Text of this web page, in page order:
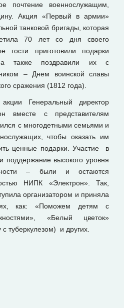
почтение военнослужащим,
Акция «Первый в армии»
танковой бригады, которая
70 лет со дня своего
гости приготовили подарки
также поздравили их с
– Днем воинской славы
сражения (1812 года).
Генеральный директор
вместе с представителям
с многодетными семьями и
чтобы оказать им
ценные подарки. Участие в
поддержание высокого уровня
– были и остаются
НИПК «Электрон». Так,
организатором и приняла
как: «Поможем детям с
«Белый цветок»
туберкулезом) и других.